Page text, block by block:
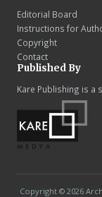
Editorial Board
Instructions for
Copyright
Contact
Published By
Kare Publishing is a
Copyright © 2026